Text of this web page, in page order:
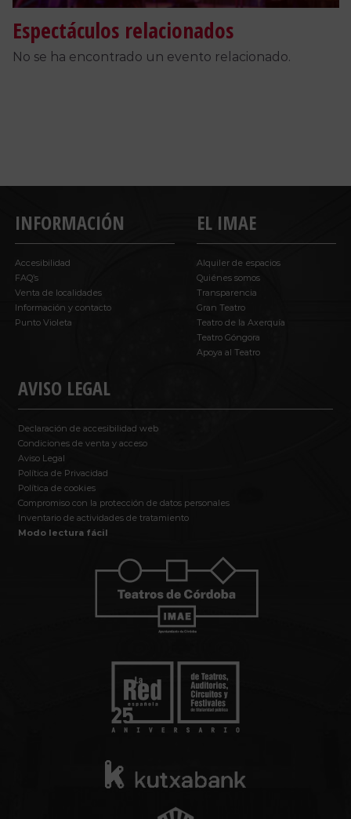
Espectáculos relacionados
No se ha encontrado un evento relacionado.
INFORMACIÓN
Accesibilidad
FAQ’s
Venta de localidades
Información y contacto
Punto Violeta
AVISO LEGAL
Declaración de accesibilidad web
Condiciones de venta y acceso
Aviso Legal
Política de Privacidad
Política de cookies
Compromiso con la protección de datos personales
Inventario de actividades de tratamiento
Modo lectura fácil
EL IMAE
Alquiler de espacios
Quiénes somos
Transparencia
Gran Teatro
Teatro de la Axerquía
Teatro Góngora
Apoya al Teatro